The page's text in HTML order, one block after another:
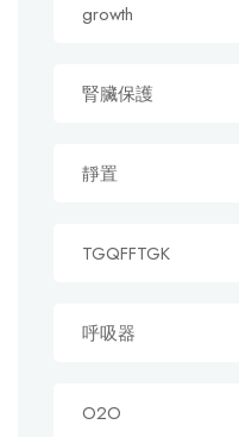
growth
腎臟保護
靜置
TGQFFTGK
呼吸器
O2O